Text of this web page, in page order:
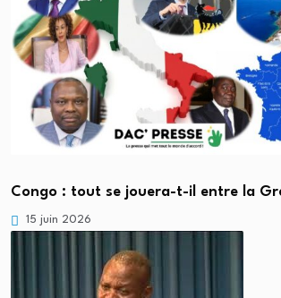
Congo : tout se jouera-t-il entre la
15 juin 2026